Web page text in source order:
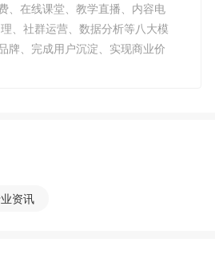
、在线课堂、教学直播、内容电
、社群运营、数据分析等八大模
牌、完成用户沉淀、实现商业价
资讯